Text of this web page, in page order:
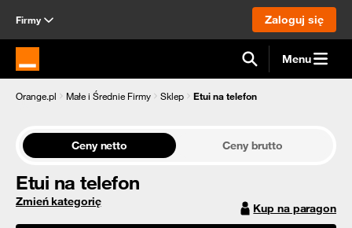
Firmy Zaloguj się
Strona główna Orange.pl Menu
Orange.pl Małe i Średnie Firmy Sklep Etui na telefon
Ceny netto Ceny brutto
Etui na telefon
Zmień kategorię Kup na paragon